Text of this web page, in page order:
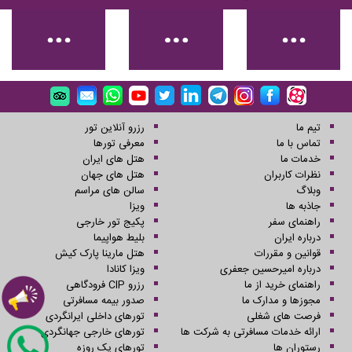
تیم ما
تماس با ما
خدمات ما
نظرات کاربران
وبلاگ
جاذبه ها
راهنمای سفر
درباره ایران
قوانین و مقررات
درباره امیرحسین جعفری
راهنمای خرید از ما
مجوزها و مدارک ما
فرصت های شغلی
ارائه خدمات مسافرتی به شرکت ها
رستوران ها
رزرو آنلاین تور
معرفی تورها
هتل های ایران
هتل های جهان
سالن های مراسم
ویزا
پکیج تور خارجی
بلیط هواپیما
هتل مارینا پارک کیش
ویزا کانادا
رزرو CIP فرودگاهی
صدور بیمه مسافرتی
تورهای داخلی ایرانگردی
تورهای خارجی جهانگردی
تورهای یک روزه